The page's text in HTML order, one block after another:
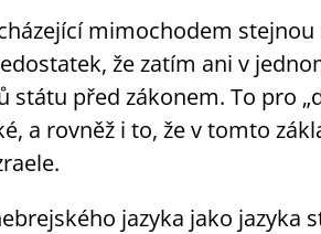
mimochodem
že zatím ani v
státu před zákonem. To pro
a rovněž i to, že v tomto
jazyka jako